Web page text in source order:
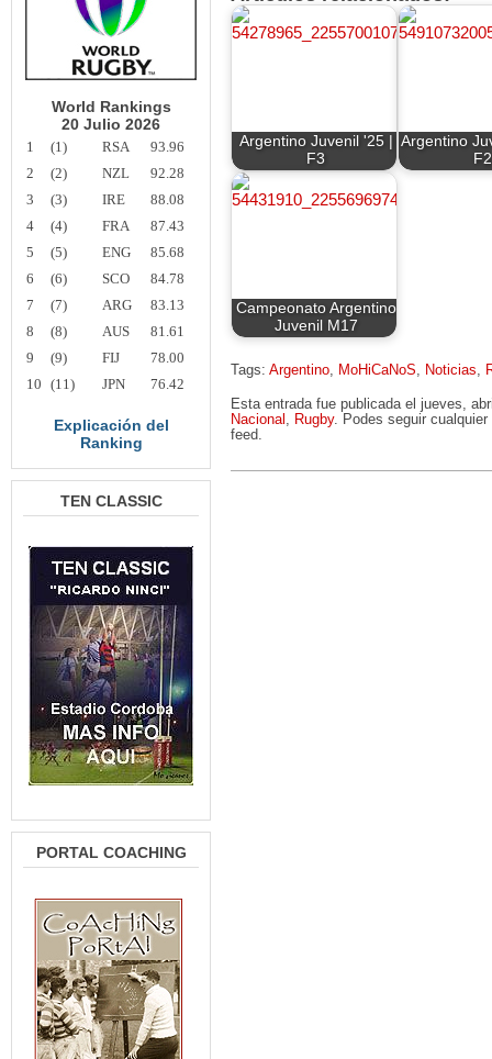
World Rankings
20 Julio 2026
1 (1) RSA
93.96
2
(2) NZL
92.28
3
(3) IRE
88.08
4
(4) FRA
87.43
5
(5) ENG
85.68
6
(6) SCO
84.78
7
(7) ARG
83.13
8
(8) AUS
81.61
9
(9) FIJ
78.00
10 (11) JPN 76.42
Explicación del
Ranking
TEN CLASSIC
PORTAL COACHING
Argentino Juvenil '25 |
F3
Argentino
F2
Campeonato Argentino
Juvenil M17
Tags: Argentino, MoHiCaNoS, Noticias,
Esta entrada fue publicada el jueves,
Nacional , Rugby. Podes seguir
feed.